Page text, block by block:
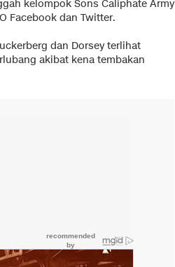
kelompok Sons Caliphate Army
Facebook dan Twitter.
dan Dorsey terlihat
akibat kena tembakan